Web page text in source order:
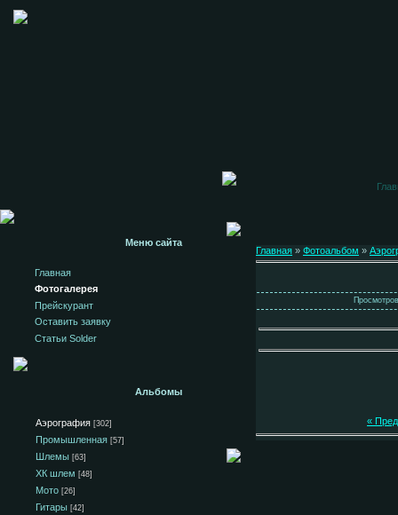
Меню сайта
Главная
Фотогалерея
Прейскурант
Оставить заявку
Статьи Solder
Альбомы
Аэрография [302]
Промышленная [57]
Шлемы [63]
ХК шлем [48]
Мото [26]
Гитары [42]
Главная » Фотоальбом »
«